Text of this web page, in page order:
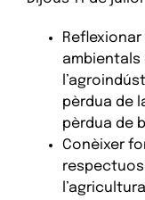
ambientals
pèrdua de
pèrdua de
Conèixer